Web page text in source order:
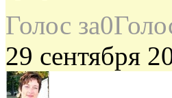
Голос за0
29 сентября